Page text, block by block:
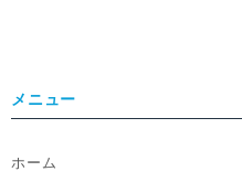
メニュー
ホーム